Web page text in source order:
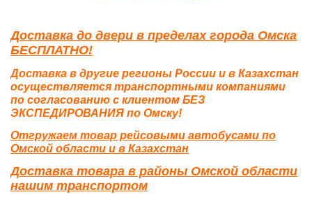
Доставка до двери в пределах города Омска
БЕСПЛАТНО!
Доставка в другие регионы России и в Казахстан
осуществляется транспортными компаниями
по согласованию с клиентом БЕЗ
ЭКСПЕДИРОВАНИЯ по Омску!
Отгружаем товар рейсовыми автобусами по
Омской области и в Казахстан
Доставка товара в районы Омской области
нашим транспортом